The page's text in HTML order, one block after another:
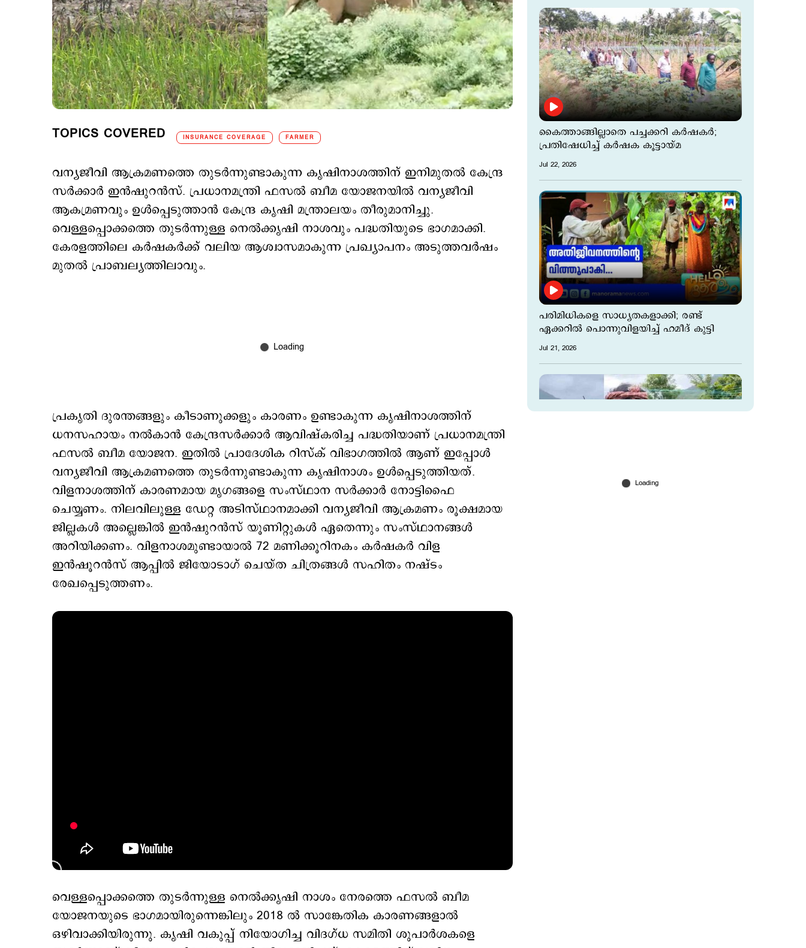
TOPICS COVERED INSURANCE COVERAGE FARMER
വന്യജീവി ആക്രമണത്തെ തുടര്‍ന്നുണ്ടാകുന്ന കൃഷിനാശത്തിന് ഇനിമുതല്‍ കേന്ദ്ര
സര്‍ക്കാര്‍ ഇന്‍ഷുറന്‍സ്. പ്രധാനമന്ത്രി ഫസല്‍ ബീമ യോജനയില്‍ വന്യജീവി
ആകമ്രണവും ഉള്‍പ്പെടുത്താന്‍ കേന്ദ്ര കൃഷി മന്ത്രാലയം തീരുമാനിച്ചു.
വെള്ളപ്പൊക്കത്തെ തുടര്‍ന്നുള്ള നെല്‍ക്കൃഷി നാശവും പദ്ധതിയുടെ ഭാഗമാക്കി.
കേരളത്തിലെ കര്‍ഷകര്‍ക്ക് വലിയ ആശ്വാസമാകുന്ന പ്രഖ്യാപനം അടുത്തവര്‍ഷം
മുതല്‍ പ്രാബല്യത്തിലാവും.
പ്രകൃതി ദുരന്തങ്ങളും കീടാണുക്കളും കാരണം ഉണ്ടാകുന്ന കൃഷിനാശത്തിന്
ധനസഹായം നല്‍കാന്‍ കേന്ദ്രസര്‍ക്കാര്‍ ആവിഷ്കരിച്ച പദ്ധതിയാണ് പ്രധാനമന്ത്രി
ഫസല്‍ ബീമ യോജന. ഇതില്‍ പ്രാദേശിക റിസ്ക് വിഭാഗത്തില്‍ ആണ് ഇപ്പോള്‍
വന്യജീവി ആക്രമണത്തെ തുടര്‍ന്നുണ്ടാകുന്ന കൃഷിനാശം ഉള്‍പ്പെടുത്തിയത്.
വിളനാശത്തിന് കാരണമായ മൃഗങ്ങളെ സംസ്ഥാന സര്‍ക്കാര്‍ നോട്ടിഫൈ
ചെയ്യണം. നിലവിലുള്ള ഡേറ്റ അടിസ്ഥാനമാക്കി വന്യജീവി ആക്രമണം രൂക്ഷമായ
ജില്ലകള്‍ അല്ലെങ്കില്‍ ഇന്‍ഷുറന്‍സ് യൂണിറ്റുകള്‍ ഏതെന്നും സംസ്ഥാനങ്ങള്‍
അറിയിക്കണം. വിളനാശമുണ്ടായാല്‍ 72 മണിക്കൂറിനകം കര്‍ഷകര്‍ വിള
ഇന്‍ഷൂറന്‍സ് ആപ്പില്‍ ജിയോടാഗ് ചെയ്ത ചിത്രങ്ങള്‍ സഹിതം നഷ്ടം
രേഖപ്പെടുത്തണം.
വെള്ളപ്പൊക്കത്തെ തുടര്‍ന്നുള്ള നെല്‍ക്കൃഷി നാശം നേരത്തെ ഫസല്‍ ബീമ
യോജനയുടെ ഭാഗമായിരുന്നെങ്കിലും 2018 ല്‍ സാങ്കേതിക കാരണങ്ങളാല്‍
ഒഴിവാക്കിയിരുന്നു. കൃഷി വകുപ്പ് നിയോഗിച്ച വിദഗ്ധ സമിതി ശുപാര്‍ശകളെ
കൈത്താങ്ങില്ലാതെ പച്ചക്കറി കര്‍ഷകര്‍;
പ്രതിഷേധിച്ച് കര്‍ഷക കൂട്ടായ്മ
Jul 22, 2026
പരിമിധികളെ സാധ്യതകളാക്കി; രണ്ട്
ഏക്കറിൽ പൊന്നുവിളയിച്ച് ഹമീദ് കുട്ടി
Jul 21, 2026